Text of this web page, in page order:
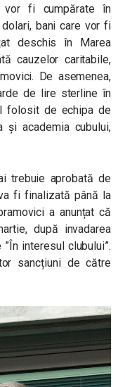
vor fi cumpărate în
bani care vor fi
deschis în Marea
cauzelor caritabile,
De asemenea,
de lire sterline în
folosit de echipa de
academia cubului,
trebuie aprobată de
fi finalizată până la
a anunțat că
după invadarea
interesul clubului”.
sancțiuni de către